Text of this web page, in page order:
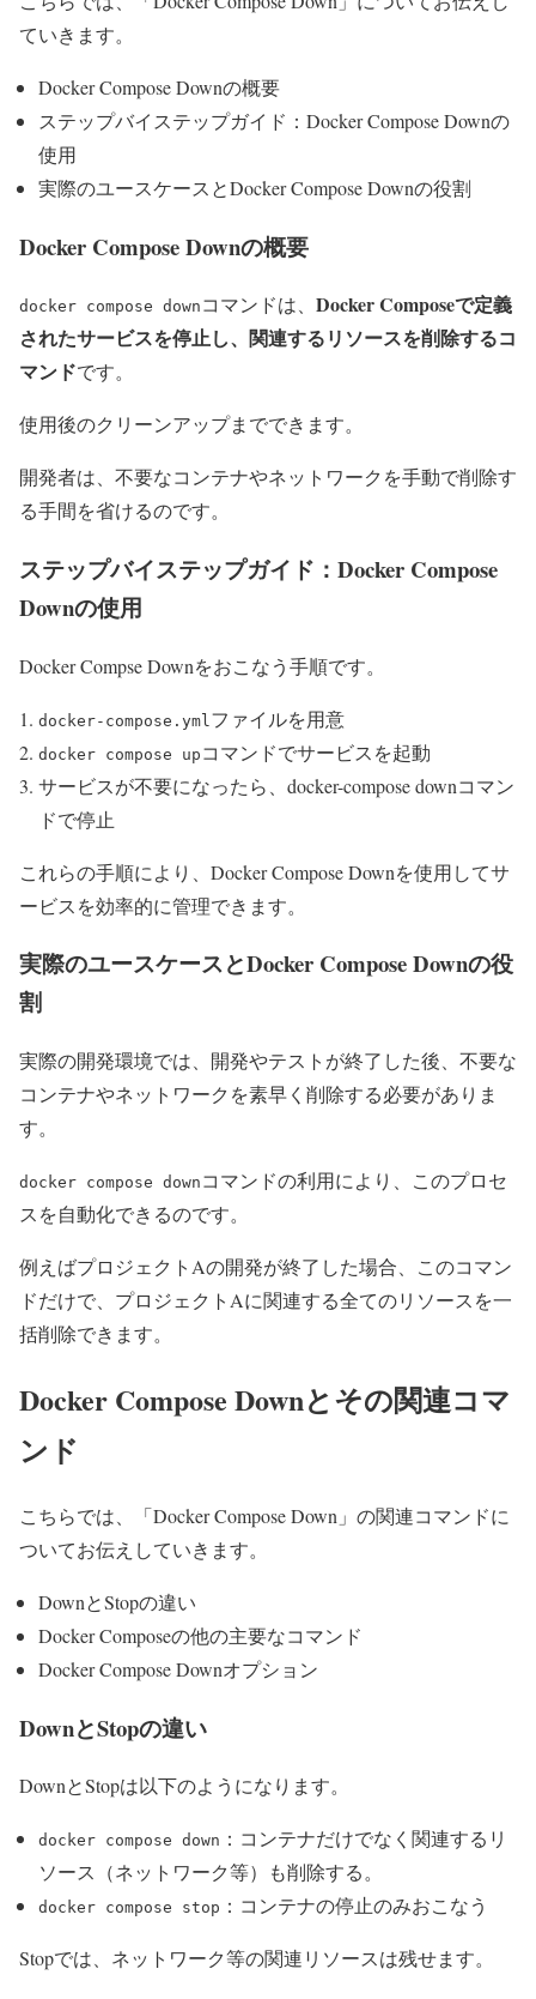
ていきます。
Docker Compose Downの概要
ステップバイステップガイド：Docker Compose Downの
使用
実際のユースケースとDocker Compose Downの役割
Docker Compose Downの概要
docker compose down コマンドは、 Docker Composeで定義
されたサービスを停止し、関連するリソースを削除するコ
マンドです。
使用後のクリーンアップまでできます。
開発者は、不要なコンテナやネットワークを手動で削除す
る手間を省けるのです。
ステップバイステップガイド：Docker Compose
Downの使用
Docker Compse Downをおこなう手順です。
docker-compose.yml ファイルを用意
docker compose up コマンドでサービスを起動
サービスが不要になったら、docker-compose downコマン
ドで停止
これらの手順により、Docker Compose Downを使用してサ
ービスを効率的に管理できます。
実際のユースケースとDocker Compose Downの役
割
実際の開発環境では、開発やテストが終了した後、不要な
コンテナやネットワークを素早く削除する必要がありま
す。
docker compose down コマンドの利用により、このプロセ
スを自動化できるのです。
例えばプロジェクトAの開発が終了した場合、このコマン
ドだけで、プロジェクトAに関連する全てのリソースを一
括削除できます。
Docker Compose Downとその関連コマ
ンド
こちらでは、「Docker Compose Down」の関連コマンドに
ついてお伝えしていきます。
DownとStopの違い
Docker Composeの他の主要なコマンド
Docker Compose Downオプション
DownとStopの違い
DownとStopは以下のようになります。
docker compose down ：コンテナだけでなく関連するリ
ソース（ネットワーク等）も削除する。
docker compose stop ：コンテナの停止のみおこなう
Stopでは、ネットワーク等の関連リソースは残せます。